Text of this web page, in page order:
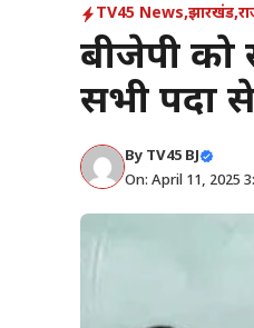
TV45 News,झारखंड,
बीजेपी को
सभी पदों से
By TV45 BJ
On: April 11, 2025